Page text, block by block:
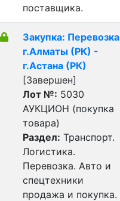
поставщика.
Закупка: Перевозка
г.Алматы (РК) -
г.Астана (РК)
[Завершен]
Лот №: 5030
АУКЦИОН (покупка
товара)
Раздел: Транспорт.
Логистика.
Перевозка. Авто и
спецтехники
продажа и покупка.